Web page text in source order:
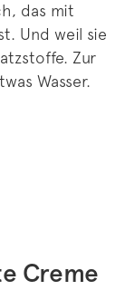
das mit
Und weil sie
Zur
Wasser.
Creme